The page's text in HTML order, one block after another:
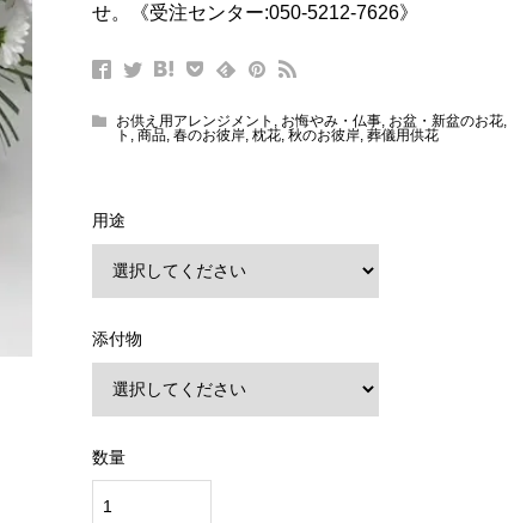
せ。《受注センター:050-5212-7626》
お供え用アレンジメント , お悔やみ・仏事, お盆・新盆のお花,
ト , 商品, 春のお彼岸, 枕花, 秋のお彼岸, 葬儀用供花
用途
添付物
数量